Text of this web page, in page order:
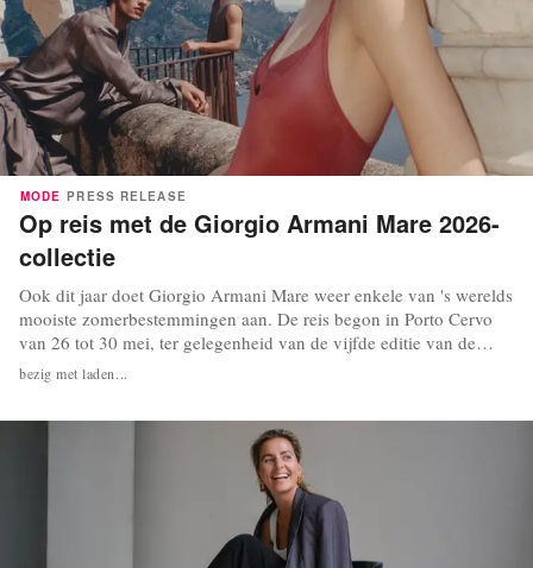
MODE PRESS RELEASE
Op reis met de Giorgio Armani Mare 2026-
collectie
Ook dit jaar doet Giorgio Armani Mare weer enkele van 's werelds
mooiste zomerbestemmingen aan. De reis begon in Porto Cervo
van 26 tot 30 mei, ter gelegenheid van de vijfde editie van de
Giorgio Armani Superyacht Regatta. Dit is een prestigieuze
wedstrijd georganiseerd door de Yacht Club Costa Smeralda. De
bezig met laden...